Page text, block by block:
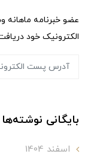
عضو خبرنامه
الکترونیک خود
بایگانی نوشته‌ها
اسفند 1404